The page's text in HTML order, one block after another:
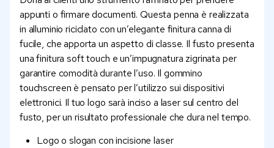
appunti o firmare documenti. Questa penna è realizzata
in alluminio riciclato con un’elegante finitura canna di
fucile, che apporta un aspetto di classe. Il fusto presenta
una finitura soft touch e un’impugnatura zigrinata per
garantire comodità durante l’uso. Il gommino
touchscreen è pensato per l’utilizzo sui dispositivi
elettronici. Il tuo logo sarà inciso a laser sul centro del
fusto, per un risultato professionale che dura nel tempo.
Logo o slogan con incisione laser